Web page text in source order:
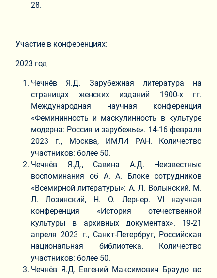
28.
Участие в конференциях:
2023 год
Чечнёв Я.Д. Зарубежная литература на
страницах женских изданий 1900-х гг.
Международная научная конференция
«Фемининность и маскулинность в культуре
модерна: Россия и зарубежье». 14-16 февраля
2023 г., Москва, ИМЛИ РАН. Количество
участников: более 50.
Чечнёв Я.Д., Савина А.Д. Неизвестные
воспоминания об А. А. Блоке сотрудников
«Всемирной литературы»: А. Л. Волынский, М.
Л. Лозинский, Н. О. Лернер. VI научная
конференция «История отечественной
культуры в архивных документах». 19-21
апреля 2023 г., Санкт-Петербруг, Российская
национальная библиотека. Количество
участников: более 50.
Чечнёв Я.Д. Евгений Максимович Браудо во